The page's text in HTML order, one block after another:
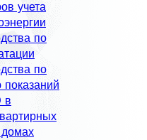
учета
по
по
показаний
в